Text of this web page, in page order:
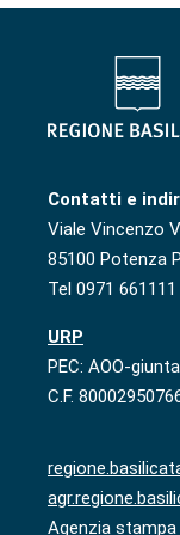
Contatti e
Viale Vincenzo
85100 Potenza
Tel 0971 661111
URP
PEC: AOO-
C.F.
Agenzia stampa